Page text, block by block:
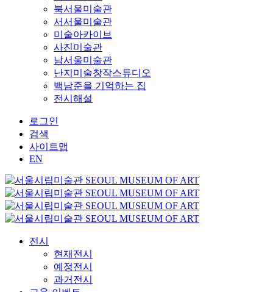
북서울미술관
서서울미술관
미술아카이브
사진미술관
남서울미술관
난지미술창작스튜디오
백남준을 기억하는 집
전시해설
로그인
검색
사이트맵
EN
전시
현재전시
예정전시
과거전시